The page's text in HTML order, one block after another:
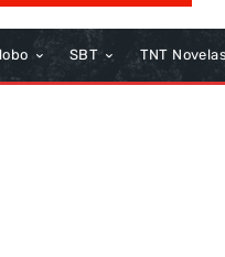
SBT TNT Novelas